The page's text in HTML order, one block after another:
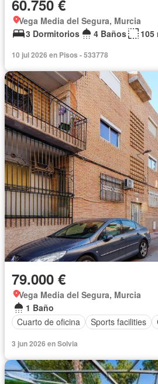
60.750 €
Vega Media del Segura, Murcia
3 Dormitorios
4 Baños 105
10 jul 2026 en Pisos - 533778
79.000 €
Vega Media del Segura, Murcia
1 Baño
Cuarto de oficina
Sports facilities
3 jun 2026 en Solvia